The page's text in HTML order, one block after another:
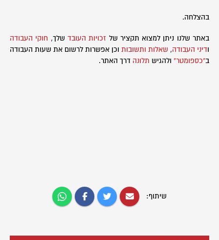
בהצלחה.
באתר שלנו ניתן למצוא תקציר של זכויות העובד שלך,
חוקי העבודה
ודיני העבודה, שאלות ותשובות וכן אפשרות לרשום את שעות העבודה
ב"כספומטר" ולהגיש תלונה דרך האתר.
שיתוף: